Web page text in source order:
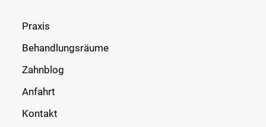
Praxis
Behandlungsräume
Zahnblog
Anfahrt
Kontakt